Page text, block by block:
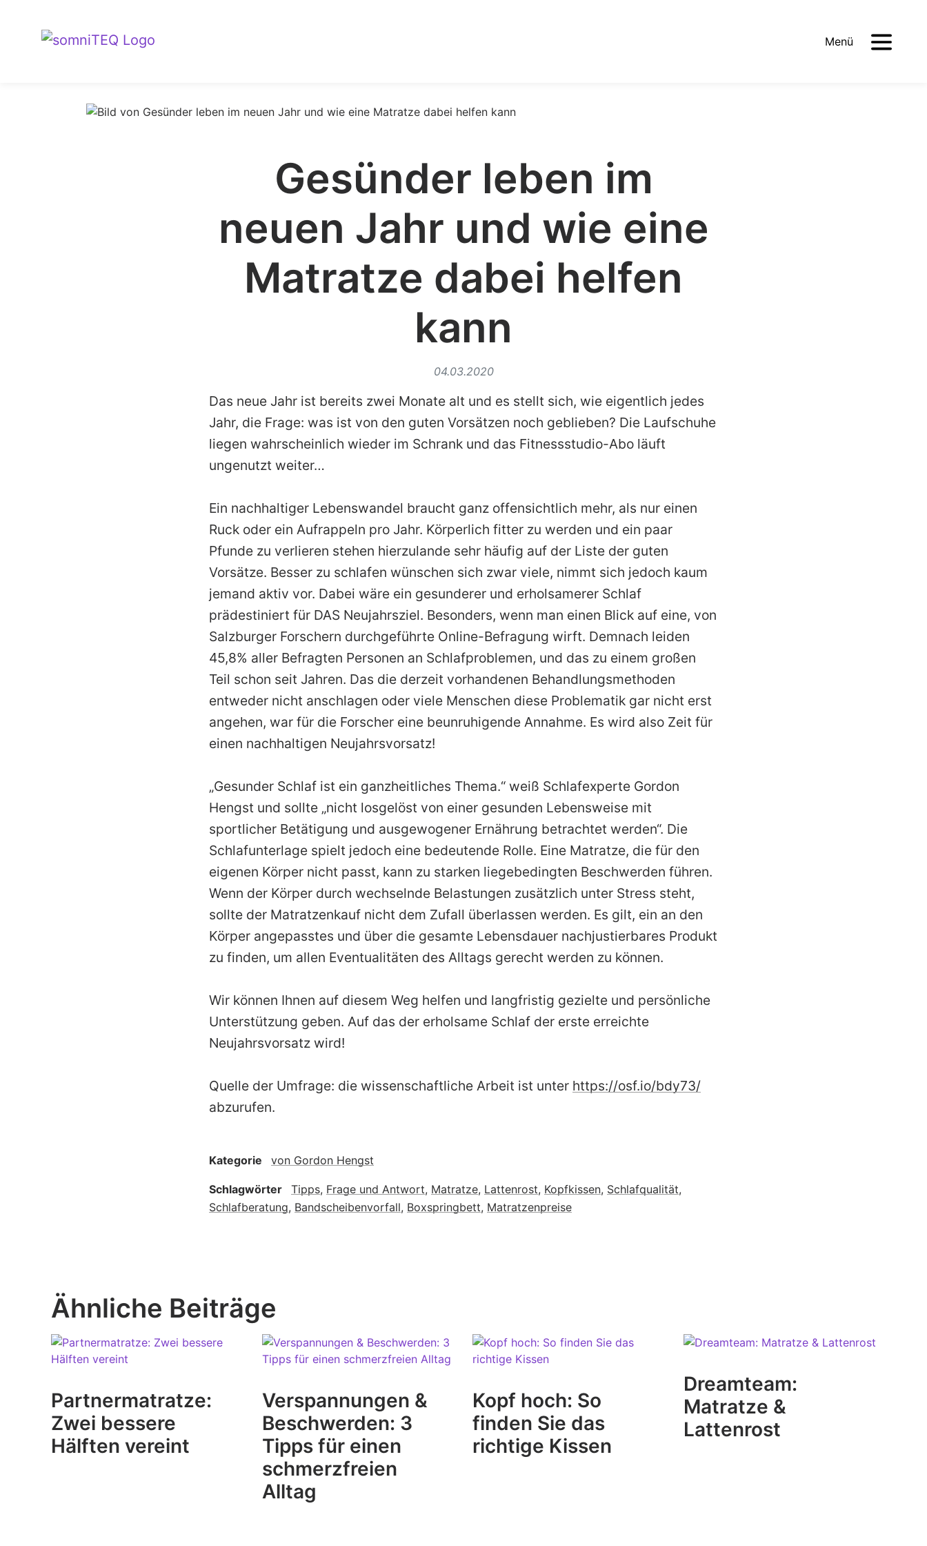
Menü
Gesünder leben im
neuen Jahr und wie eine
Matratze dabei helfen
kann
04.03.2020
Das neue Jahr ist bereits zwei Monate alt und es stellt sich, wie eigentlich jedes
Jahr, die Frage: was ist von den guten Vorsätzen noch geblieben? Die Laufschuhe
liegen wahrscheinlich wieder im Schrank und das Fitnessstudio-Abo läuft
ungenutzt weiter…
Ein nachhaltiger Lebenswandel braucht ganz offensichtlich mehr, als nur einen
Ruck oder ein Aufrappeln pro Jahr. Körperlich fitter zu werden und ein paar
Pfunde zu verlieren stehen hierzulande sehr häufig auf der Liste der guten
Vorsätze. Besser zu schlafen wünschen sich zwar viele, nimmt sich jedoch kaum
jemand aktiv vor. Dabei wäre ein gesunderer und erholsamerer Schlaf
prädestiniert für DAS Neujahrsziel. Besonders, wenn man einen Blick auf eine, von
Salzburger Forschern durchgeführte Online-Befragung wirft. Demnach leiden
45,8% aller Befragten Personen an Schlafproblemen, und das zu einem großen
Teil schon seit Jahren. Das die derzeit vorhandenen Behandlungsmethoden
entweder nicht anschlagen oder viele Menschen diese Problematik gar nicht erst
angehen, war für die Forscher eine beunruhigende Annahme. Es wird also Zeit für
einen nachhaltigen Neujahrsvorsatz!
„Gesunder Schlaf ist ein ganzheitliches Thema.“ weiß Schlafexperte Gordon
Hengst und sollte „nicht losgelöst von einer gesunden Lebensweise mit
sportlicher Betätigung und ausgewogener Ernährung betrachtet werden“. Die
Schlafunterlage spielt jedoch eine bedeutende Rolle. Eine Matratze, die für den
eigenen Körper nicht passt, kann zu starken liegebedingten Beschwerden führen.
Wenn der Körper durch wechselnde Belastungen zusätzlich unter Stress steht,
sollte der Matratzenkauf nicht dem Zufall überlassen werden. Es gilt, ein an den
Körper angepasstes und über die gesamte Lebensdauer nachjustierbares Produkt
zu finden, um allen Eventualitäten des Alltags gerecht werden zu können.
Wir können Ihnen auf diesem Weg helfen und langfristig gezielte und persönliche
Unterstützung geben. Auf das der erholsame Schlaf der erste erreichte
Neujahrsvorsatz wird!
Quelle der Umfrage: die wissenschaftliche Arbeit ist unter https://osf.io/bdy73/
abzurufen.
Kategorie von Gordon Hengst
Schlagwörter Tipps, Frage und Antwort, Matratze, Lattenrost, Kopfkissen, Schlafqualität,
Schlafberatung, Bandscheibenvorfall, Boxspringbett, Matratzenpreise
Ähnliche Beiträge
Partnermatratze:
Zwei bessere
Hälften vereint
Verspannungen &
Beschwerden: 3
Tipps für einen
schmerzfreien
Alltag
Kopf hoch: So
finden Sie das
richtige Kissen
Dreamteam:
Matratze &
Lattenrost